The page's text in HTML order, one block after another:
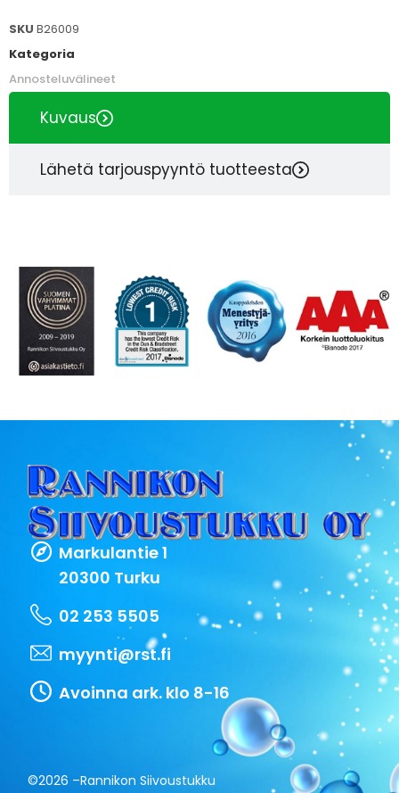
SKU B26009
Kategoria
Annosteluvälineet
Kuvaus
Lähetä tarjouspyyntö tuotteesta
Markulantie 1
20300 Turku
02 253 5505
myynti@rst.fi
Avoinna ark. klo 8-16
©2026 –Rannikon Siivoustukku